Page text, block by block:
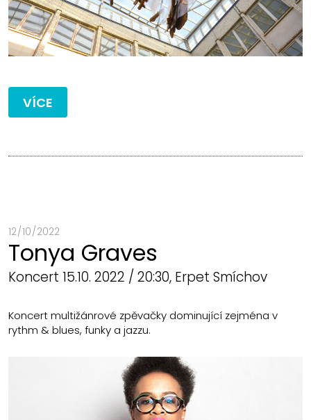
VÍCE
12 / 10 / 2022
Tonya Graves
Koncert 15.10. 2022 / 20:30, Erpet Smíchov
Koncert multižánrové zpěvačky dominující zejména v
rythm & blues, funky a jazzu.